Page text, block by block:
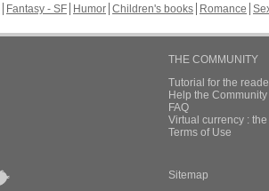
Fantasy - SF Humor Children's books Romance
THE COMMUNITY
Tutorial for the
Help the
FAQ
Virtual currency :
Terms of Use
Sitemap